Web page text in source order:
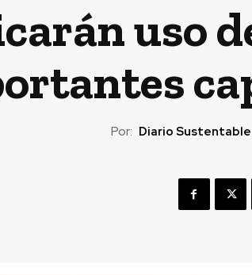
uso
Por: Diario Sustentable